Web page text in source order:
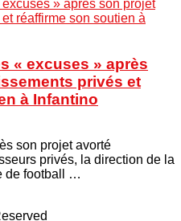
« excuses » après
privés et
à Infantino
son projet avorté
privés, la direction de la
de football …